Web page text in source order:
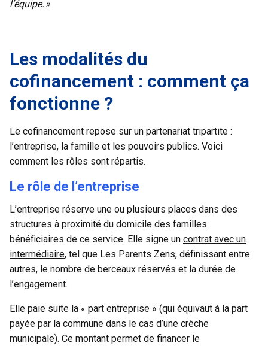
l’équipe. »
Les modalités du
cofinancement : comment ça
fonctionne ?
Le cofinancement repose sur un partenariat tripartite :
l’entreprise, la famille et les pouvoirs publics. Voici
comment les rôles sont répartis.
Le rôle de l’entreprise
L’entreprise réserve une ou plusieurs places dans des
structures à proximité du domicile des familles
bénéficiaires de ce service. Elle signe un contrat avec un
intermédiaire, tel que Les Parents Zens, définissant entre
autres, le nombre de berceaux réservés et la durée de
l’engagement.
Elle paie suite la « part entreprise » (qui équivaut à la part
payée par la commune dans le cas d’une crèche
municipale). Ce montant permet de financer le